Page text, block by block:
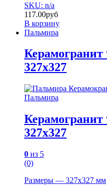
SKU: n/a
117.00руб
В корзину
Пальмира
327х327
Пальмира
327х327
0 из 5
(0)
Размеры — 327х327 мм